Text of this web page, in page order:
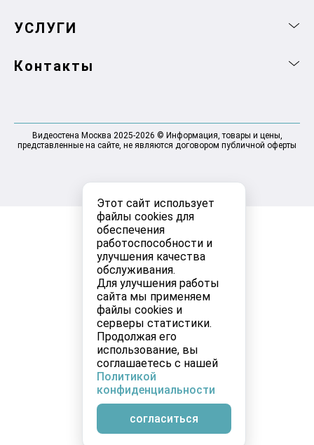
Этот сайт использует
файлы cookies для
обеспечения
работоспособности и
улучшения качества
обслуживания.
Для улучшения работы
сайта мы применяем
файлы cookies и
серверы статистики.
Продолжая его
использование, вы
соглашаетесь с нашей
Политикой
конфиденциальности
согласиться
УСЛУГИ
Контакты
Видеостена Москва 2025-2026 © Информация, товары и цены,
представленные на сайте, не являются договором публичной оферты